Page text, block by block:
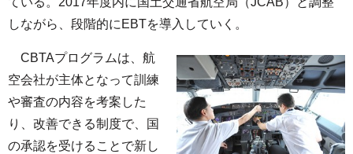
しながら、段階的にEBTを導入していく。
CBTAプログラムは、航
空会社が主体となって訓練
や審査の内容を考案した
り、改善できる制度で、国
の承認を受けることで新し